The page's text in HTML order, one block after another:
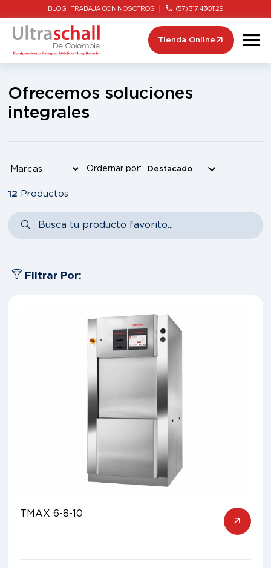
BLOG TRABAJA CON NOSOTROS (57) 317 4301129
Tienda Online
Ofrecemos soluciones
integrales
Ordernar por:
12 Productos
Filtrar Por:
TMAX 6-8-10